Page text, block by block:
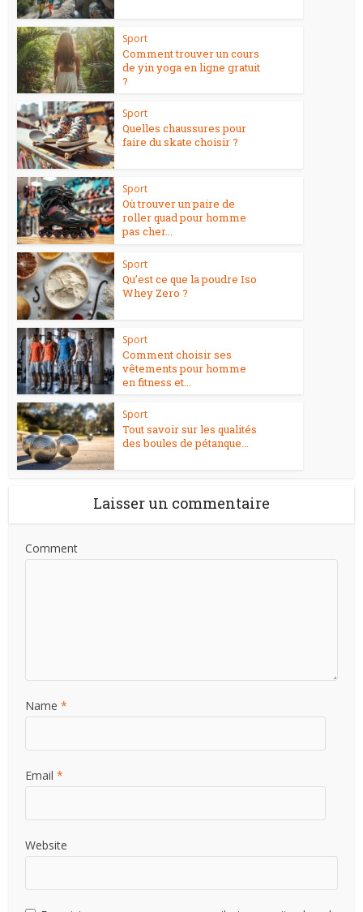
Sport
Comment trouver un cours
de yin yoga en ligne gratuit
?
Sport
Quelles chaussures pour
faire du skate choisir ?
Sport
Où trouver un paire de
roller quad pour homme
pas cher...
Sport
Qu’est ce que la poudre Iso
Whey Zero ?
Sport
Comment choisir ses
vêtements pour homme
en fitness et...
Sport
Tout savoir sur les qualités
des boules de pétanque...
Laisser un commentaire
Comment
Name *
Email *
Website